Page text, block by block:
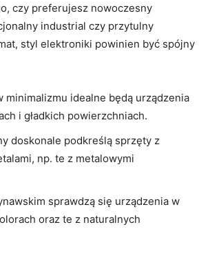
czy preferujesz nowoczesny
industrial czy przytulny
styl ‍elektroniki powinien być spójny
minimalizmu idealne będą urządzenia
i gładkich powierzchniach.
doskonale podkreślą sprzęty ⁢z
np. te z metalowymi
sprawdzą ‌się urządzenia w
oraz te z naturalnych⁤